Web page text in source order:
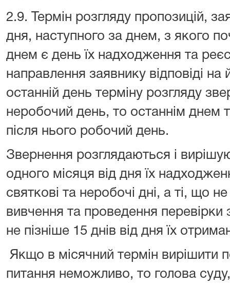
2.9. Термін розгляду пропозицій,
дня, наступного за днем, з якого
днем є день їх надходження та
направлення заявнику відповіді
останній день терміну розгляду
неробочий день, то останнім днем
після нього робочий день.
Звернення розглядаються і
одного місяця від дня їх
святкові та неробочі дні, а ті, що
вивчення та проведення
не пізніше 15 днів від дня їх
Якщо в місячний термін вирішити
питання неможливо, то голова